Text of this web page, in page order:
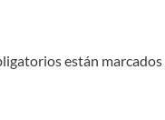
están marcados